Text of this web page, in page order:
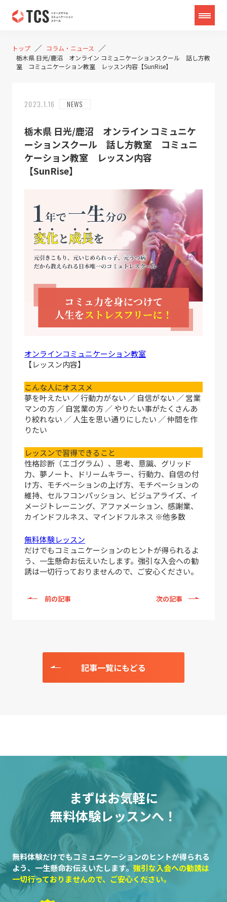
トップ ／ コラム・ニュース ／
栃木県 日光/鹿沼 オンライン コミュニケーションスクール 話し方教
室 コミュニケーション教室 レッスン内容【SunRise】
2023.1.16 NEWS
栃木県 日光/鹿沼 オンライン コミュニケ
ーションスクール 話し方教室 コミュニ
ケーション教室 レッスン内容
【SunRise】
オンラインコミュニケーション教室
【レッスン内容】
こんな人にオススメ
夢を叶えたい ／ 行動力がない ／ 自信がない ／ 営業
マンの方 ／ 自営業の方 ／ やりたい事がたくさんあ
り絞れない ／ 人生を思い通りにしたい ／ 仲間を作
りたい
レッスンで習得できること
性格診断（エゴグラム）、思考、意識、グリッド
力、夢ノート、ドリームキラー、行動力、自信の付
け方、モチベーションの上げ方、モチベーションの
維持、セルフコンパッション、ビジュアライズ、イ
メージトレーニング、アファメーション、感謝業、
カインドフルネス、マインドフルネス ※他多数
無料体験レッスン
だけでもコミュニケーションのヒントが得られるよ
う、一生懸命お伝えいたします。強引な入会への勧
誘は一切行っておりませんので、ご安心ください。
前の記事 次の記事
記事一覧にもどる
まずはお気軽に
無料体験レッスンへ！
無料体験だけでもコミュニケーションのヒントが得られる
よう、一生懸命お伝えいたします。 強引な入会への勧誘は
一切行っておりませんので、ご安心ください。